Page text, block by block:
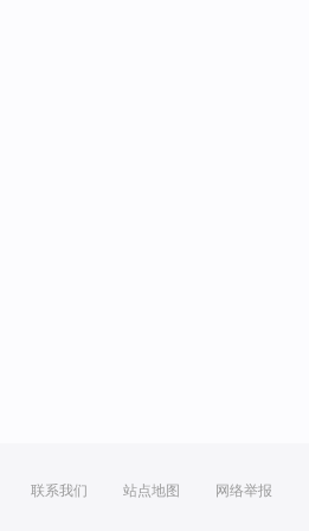
联系我们 站点地图 网络举报